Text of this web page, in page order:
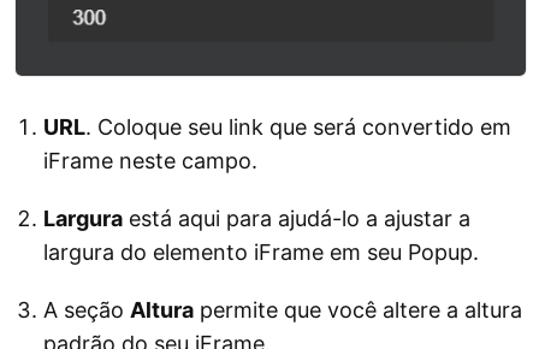
URL. Coloque seu link que será convertido em
iFrame neste campo.
Largura está aqui para ajudá-lo a ajustar a
largura do elemento iFrame em seu Popup.
A seção Altura permite que você altere a altura
padrão do seu iFrame.